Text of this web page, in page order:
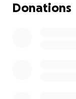
Cette
Donations